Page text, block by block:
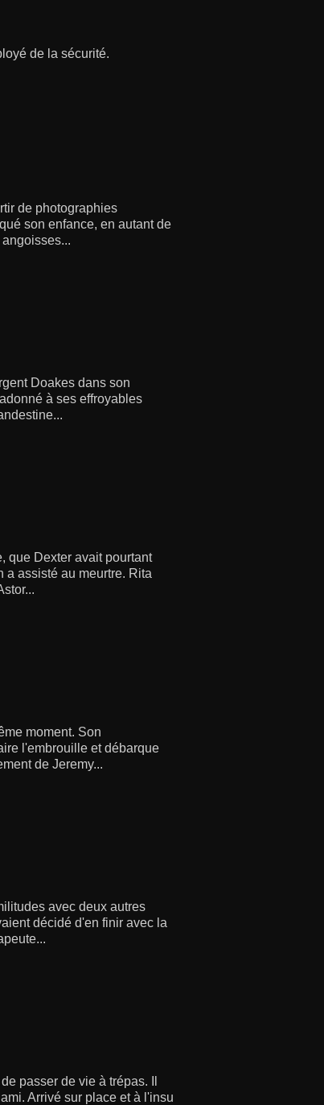
de la sécurité.
de photographies
son enfance, en autant de
Doakes dans son
à ses effroyables
que Dexter avait pourtant
a assisté au meurtre. Rita
moment. Son
l'embrouille et débarque
de Jeremy...
avec deux autres
décidé d'en finir avec la
passer de vie à trépas. Il
Arrivé sur place et à l'insu